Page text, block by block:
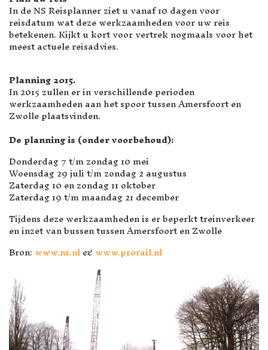
In de NS Reisplanner ziet u vanaf 10 dagen voor
reisdatum wat deze werkzaamheden voor uw reis
betekenen. Kijkt u kort voor vertrek nogmaals voor het
meest actuele reisadvies.
Planning 2015.
In 2015 zullen er in verschillende perioden
werkzaamheden aan het spoor tussen Amersfoort en
Zwolle plaatsvinden.
De planning is (onder voorbehoud):
Donderdag 7 t/m zondag 10 mei
Woensdag 29 juli t/m zondag 2 augustus
Zaterdag 10 en zondag 11 oktober
Zaterdag 19 t/m maandag 21 december
Tijdens deze werkzaamheden is er beperkt treinverkeer
en inzet van bussen tussen Amersfoort en Zwolle
Bron:www.ns.nl&www.prorail.nl